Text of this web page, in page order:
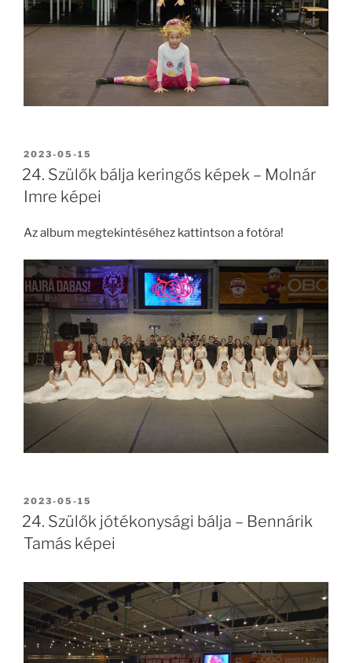
BEKÜLDVE:
2023-05-15
24. Szülők bálja keringős képek – Molnár
Imre képei
Az album megtekintéséhez kattintson a fotóra!
BEKÜLDVE:
2023-05-15
24. Szülők jótékonysági bálja – Bennárik
Tamás képei